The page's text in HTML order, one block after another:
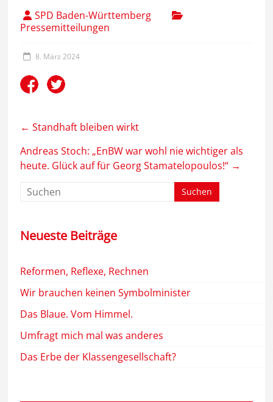
SPD Baden-Württemberg
Pressemitteilungen
8. März 2024
← Standhaft bleiben wirkt
Andreas Stoch: „EnBW war wohl nie wichtiger als
heute. Glück auf für Georg Stamatelopoulos!“ →
Neueste Beiträge
Reformen, Reflexe, Rechnen
Wir brauchen keinen Symbolminister
Das Blaue. Vom Himmel.
Umfragt mich mal was anderes
Das Erbe der Klassengesellschaft?